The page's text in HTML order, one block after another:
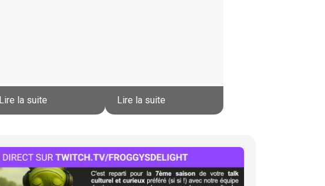
Lire la suite Lire la suite